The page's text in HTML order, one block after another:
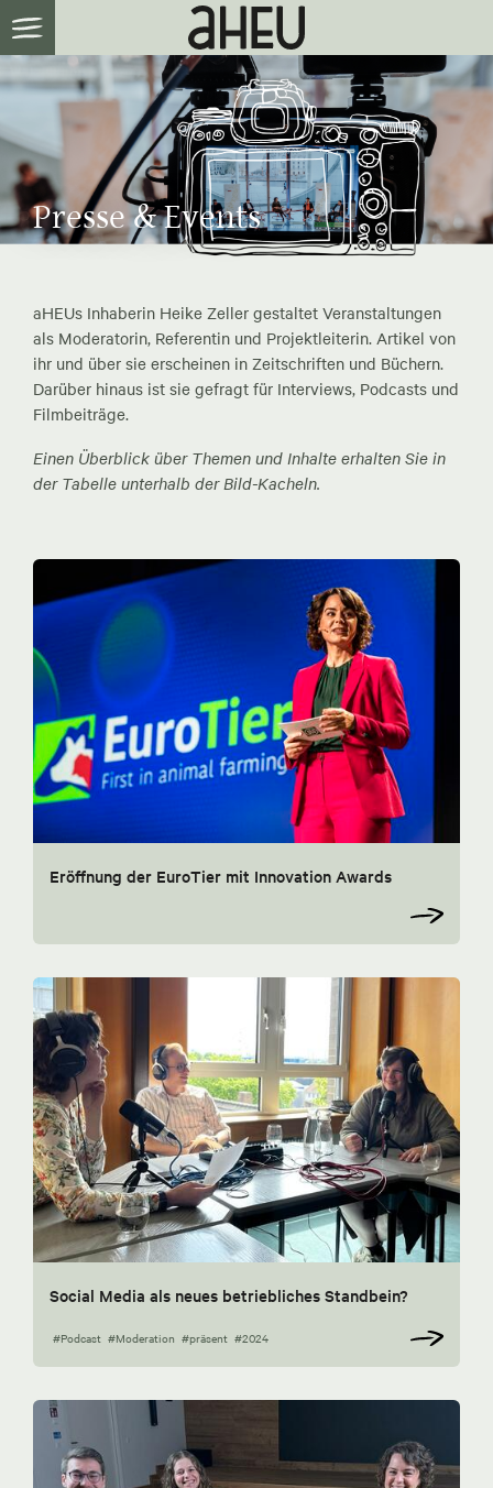
Presse & Events
aHEUs Inhaberin Heike Zeller gestaltet Veranstaltungen
als Moderatorin, Referentin und Projektleiterin. Artikel von
ihr und über sie erscheinen in Zeitschriften und Büchern.
Darüber hinaus ist sie gefragt für Interviews, Podcasts und
Filmbeiträge.
Einen Überblick über Themen und Inhalte erhalten Sie in
der Tabelle unterhalb der Bild-Kacheln.
Eröffnung der EuroTier mit Innovation Awards
Social Media als neues betriebliches Standbein?
#Podcast #Moderation #präsent #2024